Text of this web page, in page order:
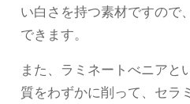
い白さを持つ素材ですので
できます。
また、ラミネートべニアと
質をわずかに削って、セラ